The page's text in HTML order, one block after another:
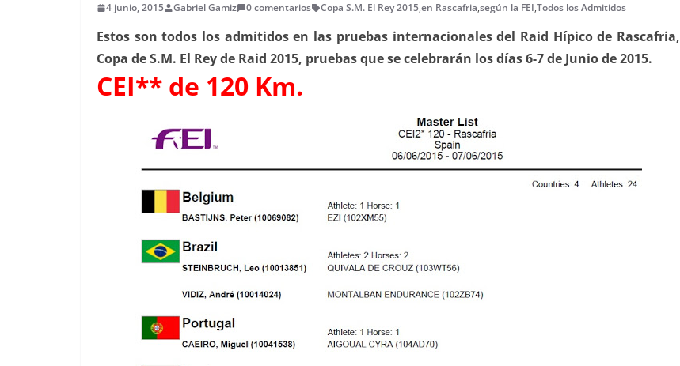
4 junio, 2015 Gabriel Gamiz 0 comentarios Copa S.M. El Rey 2015,en Rascafria,según la FEI,Todos los Admitidos
Estos son todos los admitidos en las pruebas internacionales del Raid Hípico de Rascafria,
Copa de S.M. El Rey de Raid 2015, pruebas que se celebrarán los días 6-7 de Junio de 2015.
CEI** de 120 Km.